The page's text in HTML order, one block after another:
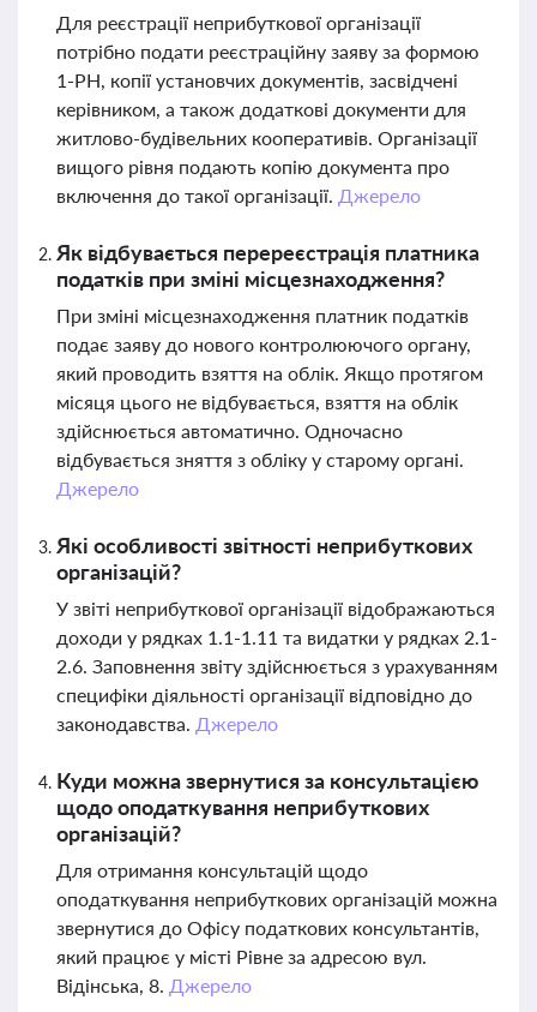
Для реєстрації неприбуткової організації
потрібно подати реєстраційну заяву за формою
1-РН, копії установчих документів, засвідчені
керівником, а також додаткові документи для
житлово-будівельних кооперативів. Організації
вищого рівня подають копію документа про
включення до такої організації. Джерело
Як відбувається перереєстрація платника
податків при зміні місцезнаходження?
При зміні місцезнаходження платник податків
подає заяву до нового контролюючого органу,
який проводить взяття на облік. Якщо протягом
місяця цього не відбувається, взяття на облік
здійснюється автоматично. Одночасно
відбувається зняття з обліку у старому органі.
Джерело
Які особливості звітності неприбуткових
організацій?
У звіті неприбуткової організації відображаються
доходи у рядках 1.1-1.11 та видатки у рядках 2.1-
2.6. Заповнення звіту здійснюється з урахуванням
специфіки діяльності організації відповідно до
законодавства. Джерело
Куди можна звернутися за консультацією
щодо оподаткування неприбуткових
організацій?
Для отримання консультацій щодо
оподаткування неприбуткових організацій можна
звернутися до Офісу податкових консультантів,
який працює у місті Рівне за адресою вул.
Відінська, 8. Джерело